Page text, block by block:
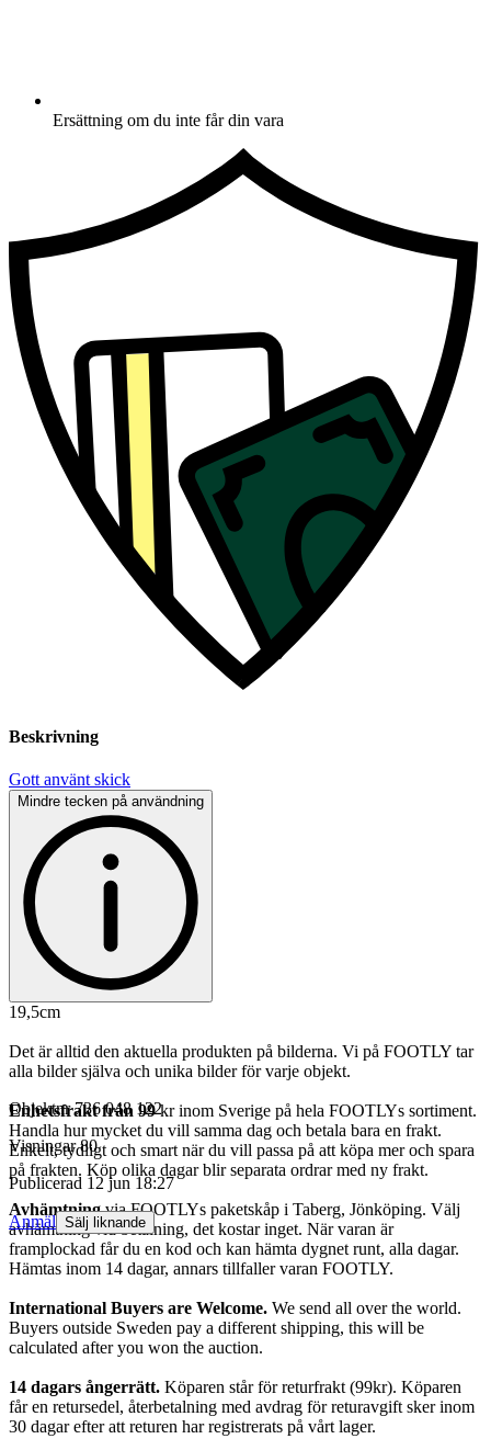
Ersättning om du inte får din vara
Beskrivning
Gott använt skick
Mindre tecken på användning
19,5cm
Det är alltid den aktuella produkten på bilderna. Vi på FOOTLY tar
alla bilder själva och unika bilder för varje objekt.
Enhetsfrakt från 99kr inom Sverige på hela FOOTLYs sortiment.
Handla hur mycket du vill samma dag och betala bara en frakt.
Enkelt, tydligt och smart när du vill passa på att köpa mer och spara
på frakten. Köp olika dagar blir separata ordrar med ny frakt.
Avhämtningvia FOOTLYs paketskåp i Taberg, Jönköping. Välj
avhämtning vid betalning, det kostar inget. När varan är
framplockad får du en kod och kan hämta dygnet runt, alla dagar.
Hämtas inom 14 dagar, annars tillfaller varan FOOTLY.
International Buyers are Welcome. We send all over the world.
Buyers outside Sweden pay a different shipping, this will be
calculated after you won the auction.
14 dagars ångerrätt. Köparen står för returfrakt (99kr). Köparen
får en retursedel, återbetalning med avdrag för returavgift sker inom
30 dagar efter att returen har registrerats på vårt lager.
Objektnr 736 048 122
Visningar 80
Publicerad 12 jun 18:27
Anmäl Sälj liknande